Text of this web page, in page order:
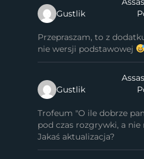
Gustlik
Przepraszam, to z
nie wersji podstawowej
Gustlik
Trofeum "O ile dobrze
pod czas rozgrywki, a
Jakaś aktualizacja?